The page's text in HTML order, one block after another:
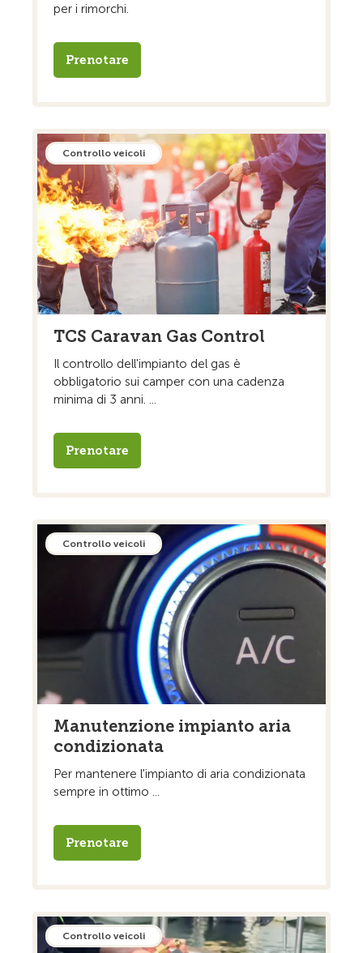
per i rimorchi.
Prenotare
Controllo veicoli
TCS Caravan Gas Control
Il controllo dell'impianto del gas è
obbligatorio sui camper con una cadenza
minima di 3 anni. ...
Prenotare
Controllo veicoli
Manutenzione impianto aria
condizionata
Per mantenere l'impianto di aria condizionata
sempre in ottimo ...
Prenotare
Controllo veicoli